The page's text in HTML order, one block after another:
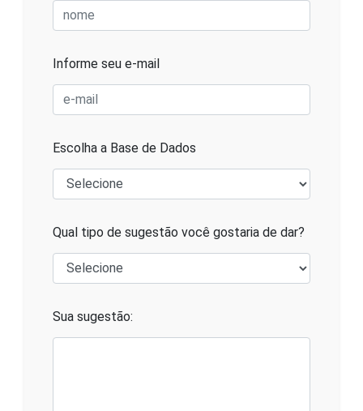
Informe seu e-mail
Escolha a Base de Dados
Qual tipo de sugestão você gostaria de dar?
Sua sugestão: